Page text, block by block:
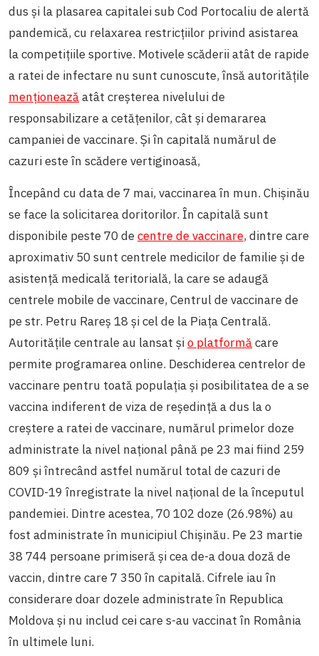
dus și la plasarea capitalei sub Cod Portocaliu de alertă
pandemică, cu relaxarea restricțiilor privind asistarea
la competițiile sportive. Motivele scăderii atât de rapide
a ratei de infectare nu sunt cunoscute, însă autoritățile
menționeazăatât creșterea nivelului de
responsabilizare a cetățenilor, cât și demararea
campaniei de vaccinare. Și în capitală numărul de
cazuri este în scădere vertiginoasă,
Începând cu data de 7 mai, vaccinarea în mun. Chișinău
se face la solicitarea doritorilor. În capitală sunt
disponibile peste 70 decentre de vaccinare, dintre care
aproximativ 50 sunt centrele medicilor de familie și de
asistență medicală teritorială, la care se adaugă
centrele mobile de vaccinare, Centrul de vaccinare de
pe str. Petru Rareș 18 și cel de la Piața Centrală.
Autoritățile centrale au lansat șio platformăcare
permite programarea online. Deschiderea centrelor de
vaccinare pentru toată populația și posibilitatea de a se
vaccina indiferent de viza de reședință a dus la o
creștere a ratei de vaccinare, numărul primelor doze
administrate la nivel național până pe 23 mai fiind 259
809 și întrecând astfel numărul total de cazuri de
COVID-19 înregistrate la nivel național de la începutul
pandemiei. Dintre acestea, 70 102 doze (26.98%) au
fost administrate în municipiul Chișinău. Pe 23 martie
38 744 persoane primiseră și cea de-a doua doză de
vaccin, dintre care 7 350 în capitală. Cifrele iau în
considerare doar dozele administrate în Republica
Moldova și nu includ cei care s-au vaccinat în România
în ultimele luni.